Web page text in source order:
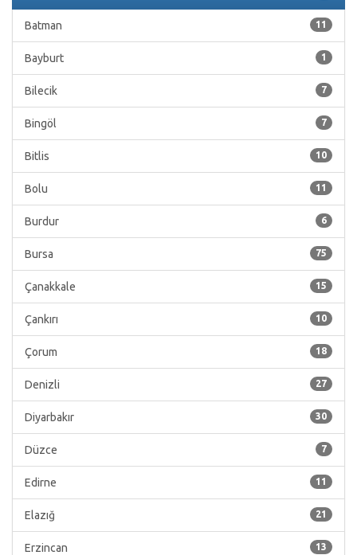
11
Batman
1
Bayburt
7
Bilecik
7
Bingöl
10
Bitlis
11
Bolu
6
Burdur
75
Bursa
15
Çanakkale
10
Çankırı
18
Çorum
27
Denizli
30
Diyarbakır
7
Düzce
11
Edirne
21
Elazığ
13
Erzincan